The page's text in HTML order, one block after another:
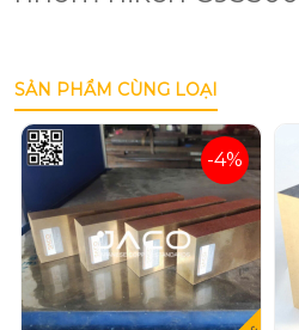
SẢN PHẨM CÙNG LOẠI
-4%